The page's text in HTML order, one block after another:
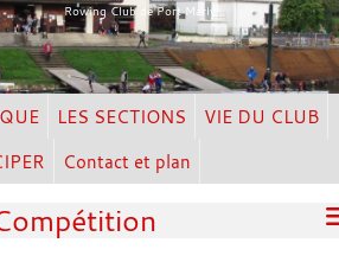
Rowing Club de Port Marly
LES SECTIONS
VIE DU CLUB
Contact et plan
cookies